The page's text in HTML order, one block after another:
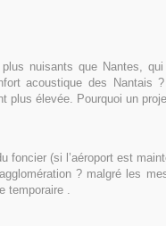
plus nuisants que Nantes,
acoustique des Nantais
plus élevée. Pourquoi un
foncier (si l’aéroport est
? malgré les
temporaire .